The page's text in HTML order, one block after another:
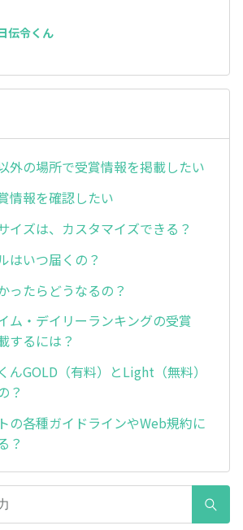
伝令くん
外の場所で受賞情報を掲載したい
情報を確認したい
イズは、カスタマイズできる？
はいつ届くの？
ったらどうなるの？
ム・デイリーランキングの受賞
するには？
んGOLD（有料）とLight（無料）
？
の各種ガイドラインやWeb規約に
？